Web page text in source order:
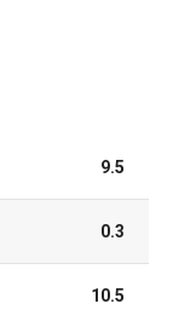
9.5
0.3
10.5